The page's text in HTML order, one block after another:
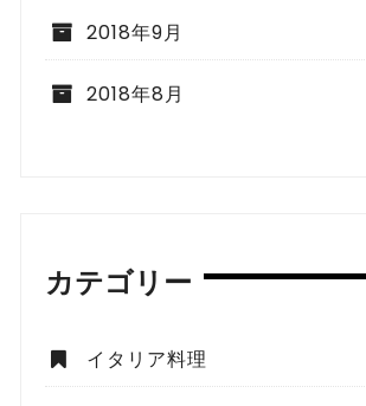
2018年9月
2018年8月
カテゴリー
イタリア料理